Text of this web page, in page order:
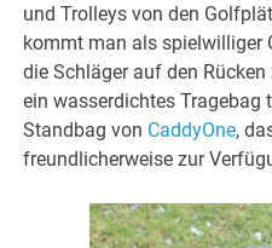
und Trolleys von den
kommt man als spielwilliger
die Schläger auf den
ein wasserdichtes Tragebag
Standbag von CaddyOne,
freundlicherweise zur